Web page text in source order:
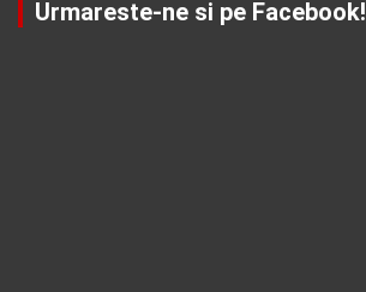
Urmareste-ne si pe Facebook!